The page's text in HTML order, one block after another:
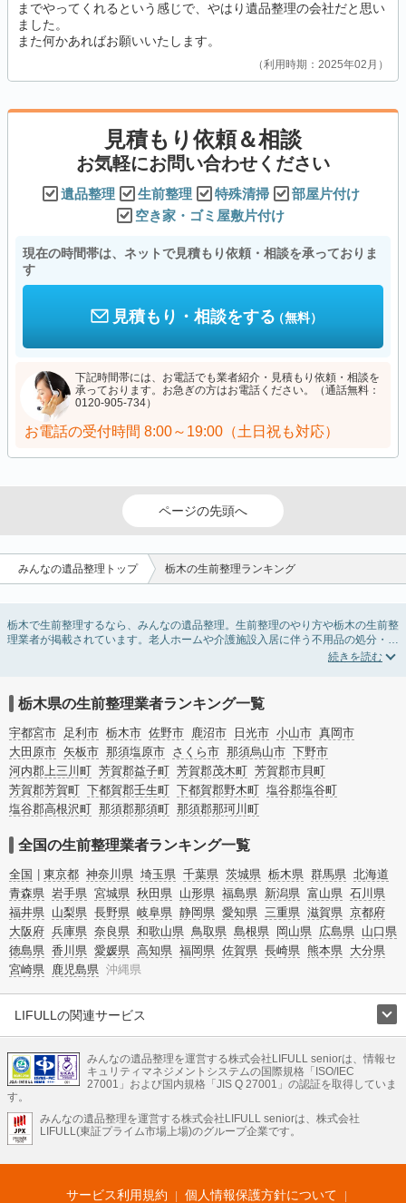
までやってくれるという感じで、やはり遺品整理の会社だと思い
ました。
また何かあればお願いいたします。
利用時期：2025年02月
見積もり依頼＆相談
お気軽にお問い合わせください
遺品整理 生前整理 特殊清掃
部屋片付け
空き家・ゴミ屋敷片付け
現在の時間帯は、ネットで見積もり依頼・相談を承っておりま
す
見積もり・相談をする（無料）
下記時間帯には、お電話でも業者紹介・見積もり依頼・相談を
承っております。お急ぎの方はお電話ください。（通話無料：
0120-905-734）
お電話の受付時間 8:00～19:00（土日祝も対応）
ページの先頭へ
みんなの遺品整理トップ 栃木の生前整理ランキング
栃木で生前整理するなら、みんなの遺品整理。生前整理のやり方や栃木の生前整
理業者が掲載されています。老人ホームや介護施設入居に伴う不用品の処分・回
収・引き取りから、在宅介護の介護整理や福祉住環境整理まで対応しています。
用してみましょう。
またお役立ち情報も豊富なので終活でエンディングノートの選び方や、整理整
頓・老前整理・生前整理のコツについてもチェックしてみてください。
栃木県の生前整理業者ランキング一覧
宇都宮市 足利市 栃木市 佐野市 鹿沼市 日光市 小山市 真岡市
大田原市 矢板市 那須塩原市 さくら市 那須烏山市 下野市
河内郡上三川町 芳賀郡益子町 芳賀郡茂木町 芳賀郡市貝町
芳賀郡芳賀町 下都賀郡壬生町 下都賀郡野木町 塩谷郡塩谷町
塩谷郡高根沢町 那須郡那須町 那須郡那珂川町
全国の生前整理業者ランキング一覧
全国 東京都 神奈川県 埼玉県 千葉県 茨城県 栃木県 群馬県 北海道
青森県 岩手県 宮城県 秋田県 山形県 福島県 新潟県 富山県 石川県
福井県 山梨県 長野県 岐阜県 静岡県 愛知県 三重県 滋賀県 京都府
大阪府 兵庫県 奈良県 和歌山県 鳥取県 島根県 岡山県 広島県 山口県
徳島県 香川県 愛媛県 高知県 福岡県 佐賀県 長崎県 熊本県 大分県
宮崎県 鹿児島県 沖縄県
LIFULLの関連サービス
不動産・住宅
引越し 老人ホーム 地方創生 ママの就労支援
不動産クラウドファンディング 遺品整理 老後の暮らし情報
LIFULL HOME'Sのサービス
不動産・住宅
不動産査定 マンション専門売却査定 不動産投資 アドバイザー
不動産アーカイブ
空き家バンク 家賃相場 不動産会社
まちむすび
不動産用語集 住まいのお役立ち情報 LIFULL HOME'S PRESS
みんなの遺品整理を運営する株式会社LIFULL seniorは、情報セ
キュリティマネジメントシステムの国際規格「ISO/IEC
27001」および国内規格「JIS Q 27001」の認証を取得していま
す。
みんなの遺品整理を運営する株式会社LIFULL seniorは、株式会社
LIFULL(東証プライム市場上場)のグループ企業です。
サービス利用規約 個人情報保護方針について